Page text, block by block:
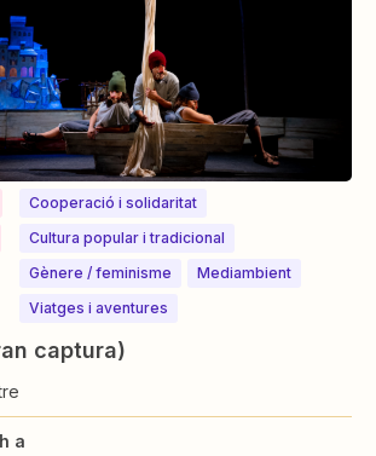
Cooperació i solidaritat
Cultura popular i tradicional
⁠⁠Gènere / feminisme
Mediambient
Viatges i aventures
captura)
a